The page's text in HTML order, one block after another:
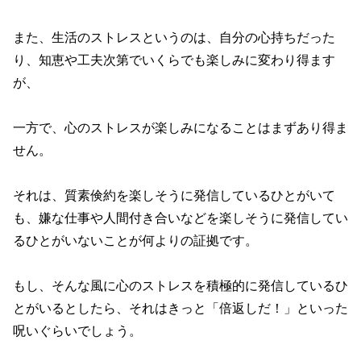
また、生活のストレスというのは、自分の心持ちだった
り、知恵や工夫次第でいくらでも楽しみに変わり得ます
が、
一方で、心のストレスが楽しみになることはまずあり得ま
せん。
それは、質素倹約を楽しそうに発信しているひとがいて
も、嫌な仕事や人間付き合いなどを楽しそうに発信してい
るひとがいないことが何よりの証拠です。
もし、そんな風に心のストレスを積極的に発信しているひ
とがいるとしたら、それはきっと「倍返しだ！」といった
呪いぐらいでしょう。